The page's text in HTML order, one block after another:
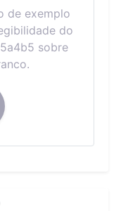
de exemplo
do
sobre